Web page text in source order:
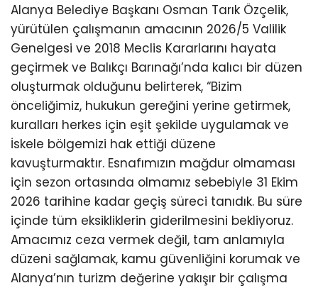
Alanya Belediye Başkanı Osman Tarık Özçelik,
yürütülen çalışmanın amacının 2026/5 Valilik
Genelgesi ve 2018 Meclis Kararlarını hayata
geçirmek ve Balıkçı Barınağı’nda kalıcı bir düzen
oluşturmak olduğunu belirterek, “Bizim
önceliğimiz, hukukun gereğini yerine getirmek,
kuralları herkes için eşit şekilde uygulamak ve
İskele bölgemizi hak ettiği düzene
kavuşturmaktır. Esnafımızın mağdur olmaması
için sezon ortasında olmamız sebebiyle 31 Ekim
2026 tarihine kadar geçiş süreci tanıdık. Bu süre
içinde tüm eksikliklerin giderilmesini bekliyoruz.
Amacımız ceza vermek değil, tam anlamıyla
düzeni sağlamak, kamu güvenliğini korumak ve
Alanya’nın turizm değerine yakışır bir çalışma